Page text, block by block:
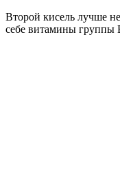
Второй кисель лучше
себе витамины группы